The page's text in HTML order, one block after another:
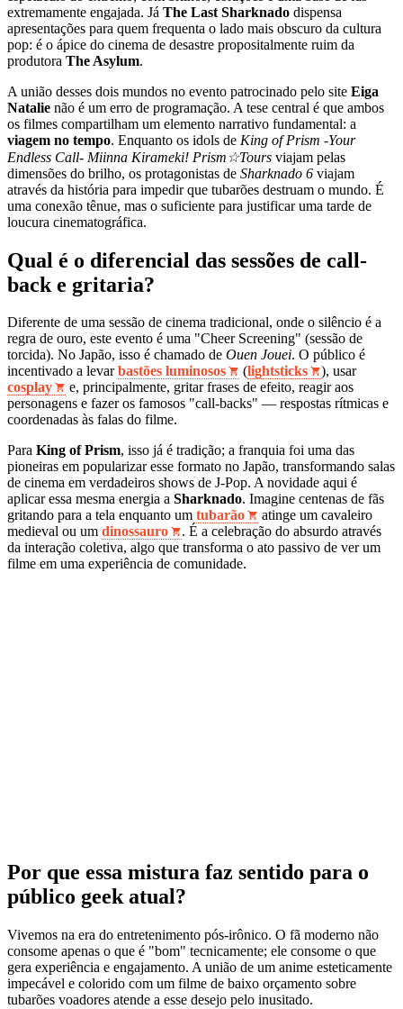
extremamente engajada. Já The Last Sharknado dispensa
apresentações para quem frequenta o lado mais obscuro da cultura
pop: é o ápice do cinema de desastre propositalmente ruim da
produtora The Asylum.
A união desses dois mundos no evento patrocinado pelo site Eiga
Natalie não é um erro de programação. A tese central é que ambos
os filmes compartilham um elemento narrativo fundamental: a
viagem no tempo. Enquanto os idols de King of Prism -Your
Endless Call- Miinna Kirameki! Prism☆Tours viajam pelas
dimensões do brilho, os protagonistas de Sharknado 6 viajam
através da história para impedir que tubarões destruam o mundo. É
uma conexão tênue, mas o suficiente para justificar uma tarde de
loucura cinematográfica.
Qual é o diferencial das sessões de call-
back e gritaria?
Diferente de uma sessão de cinema tradicional, onde o silêncio é a
regra de ouro, este evento é uma "Cheer Screening" (sessão de
torcida). No Japão, isso é chamado de Ouen Jouei. O público é
incentivado a levarbastões luminosos (lightsticks
), usar
cosplay
e, principalmente, gritar frases de efeito, reagir aos
personagens e fazer os famosos "call-backs" — respostas rítmicas e
coordenadas às falas do filme.
Para King of Prism, isso já é tradição; a franquia foi uma das
pioneiras em popularizar esse formato no Japão, transformando salas
de cinema em verdadeiros shows de J-Pop. A novidade aqui é
aplicar essa mesma energia a Sharknado. Imagine centenas de fãs
gritando para a tela enquanto um tubarão
atinge um cavaleiro
medieval ou um dinossauro
. É a celebração do absurdo através
da interação coletiva, algo que transforma o ato passivo de ver um
filme em uma experiência de comunidade.
Por que essa mistura faz sentido para o
público geek atual?
Vivemos na era do entretenimento pós-irônico. O fã moderno não
consome apenas o que é "bom" tecnicamente; ele consome o que
gera experiência e engajamento. A união de um anime esteticamente
impecável e colorido com um filme de baixo orçamento sobre
tubarões voadores atende a esse desejo pelo inusitado.